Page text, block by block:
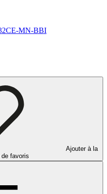
MN-BBI
Ajouter à la
de favoris